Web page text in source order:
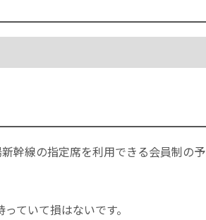
幹線の指定席を利用できる会員制の予
ていて損はないです。